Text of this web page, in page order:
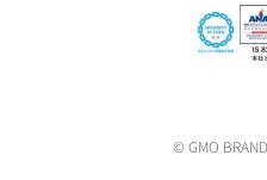
© GMO